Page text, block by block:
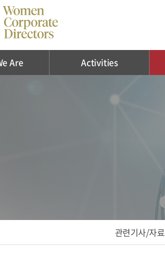
Are Activities
관련기사/자료